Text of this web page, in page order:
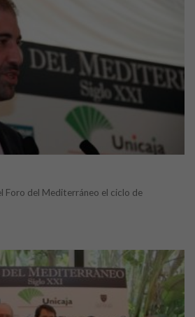
Foro del Mediterráneo el ciclo de